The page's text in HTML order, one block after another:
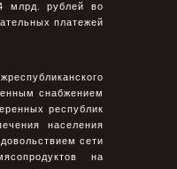
млрд. рублей во
платежей
снабжением
республик
населения
сети
на